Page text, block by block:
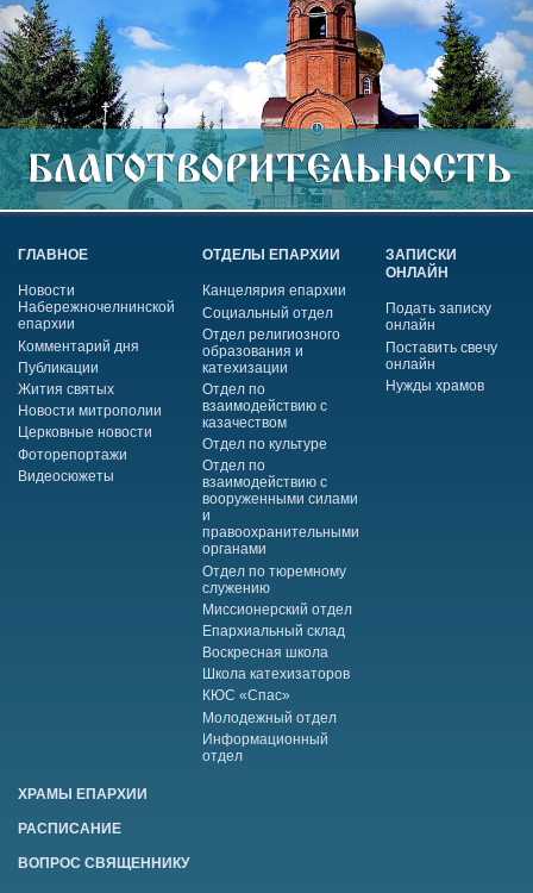
ГЛАВНОЕ
Новости
Набережночелнинской
епархии
Комментарий дня
Публикации
Жития святых
Новости митрополии
Церковные новости
Фоторепортажи
Видеосюжеты
ОТДЕЛЫ ЕПАРХИИ
Канцелярия епархии
Социальный отдел
Отдел религиозного
образования и
катехизации
Отдел по
взаимодействию с
казачеством
Отдел по культуре
Отдел по
взаимодействию с
вооруженными силами
и
правоохранительными
органами
Отдел по тюремному
служению
Миссионерский отдел
Епархиальный склад
Воскресная школа
Школа катехизаторов
КЮС «Спас»
Молодежный отдел
Информационный
отдел
ЗАПИСКИ
ОНЛАЙН
Подать записку
онлайн
Поставить свечу
онлайн
Нужды храмов
ХРАМЫ ЕПАРХИИ
РАСПИСАНИЕ
ВОПРОС СВЯЩЕННИКУ